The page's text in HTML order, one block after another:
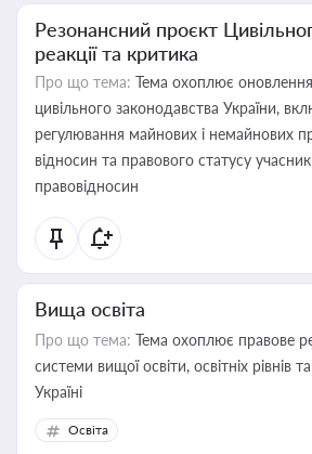
Резонансний проєкт
реакції та критика
Про що тема: Тема охоплює
цивільного законодавства України,
регулювання майнових і немайнових
відносин та правового статусу
правовідносин
Вища освіта
Про що тема: Тема охоплює правове
системи вищої освіти, освітніх рівнів
Україні
Освіта